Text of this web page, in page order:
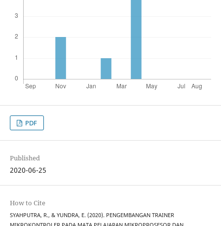
PDF
Published
2020-06-25
How to Cite
SYAHPUTRA, R., & YUNDRA, E. (2020). PENGEMBANGAN TRAINER